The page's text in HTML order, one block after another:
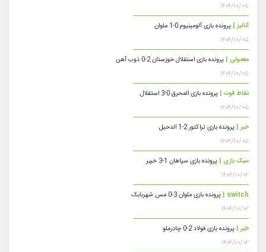
۱۴۰۴/۱۰/۰۵
آنالیز | پرونده بازی آلومینیوم 0-1 ملوان
۱۴۰۴/۱۰/۰۵
معمولی | پرونده بازی استقلال خوزستان 2-0 ذوب آهن
۱۴۰۴/۱۰/۰۵
نقاط قوت | پرونده بازی المحرق 0-3 استقلال
۱۴۰۴/۱۰/۰۵
خبر | پرونده بازی تراکتور 2-1 الدحیل
۱۴۰۴/۱۰/۰۵
سبک بازی | پرونده بازی سپاهان 1-3 خیبر
۱۴۰۴/۱۰/۰۲
switch | پرونده بازی ملوان 3-0 مس شهربابک
۱۴۰۴/۱۰/۰۲
خبر | پرونده بازی فولاد 2-0 چادرملو
۱۴۰۴/۱۰/۰۲